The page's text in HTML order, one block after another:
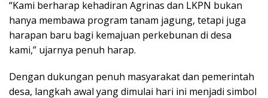
“Kami berharap kehadiran Agrinas dan LKPN bukan
hanya membawa program tanam jagung, tetapi juga
harapan baru bagi kemajuan perkebunan di desa
kami,” ujarnya penuh harap.
Dengan dukungan penuh masyarakat dan pemerintah
desa, langkah awal yang dimulai hari ini menjadi simbol